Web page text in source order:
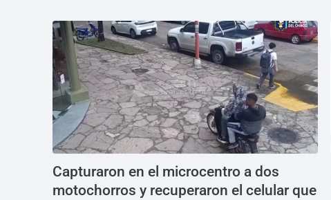
Capturaron en el microcentro a dos
motochorros y recuperaron el celular que